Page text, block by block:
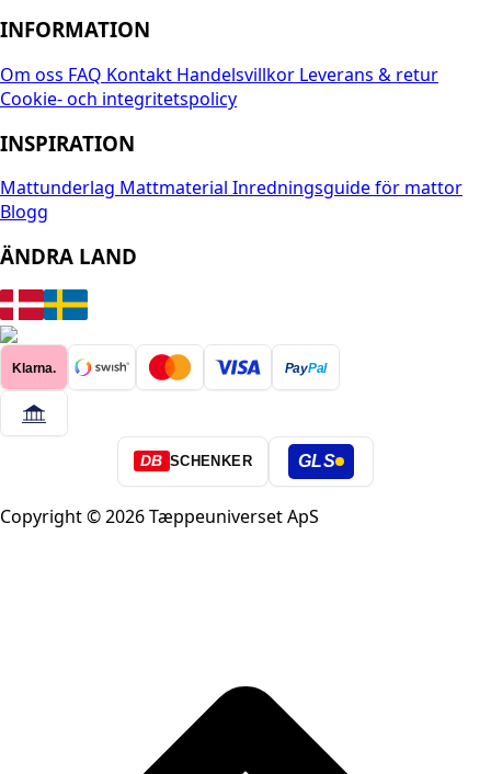
INFORMATION
Om oss FAQ Kontakt Handelsvillkor Leverans & retur
Cookie- och integritetspolicy
INSPIRATION
Mattunderlag Mattmaterial Inredningsguide för mattor
Blogg
ÄNDRA LAND
Klarna. PayPal
DB SCHENKER GLS
Copyright © 2026 Tæppeuniverset ApS